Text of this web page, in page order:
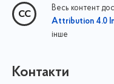
Весь контент
Attribution 4.0
інше
Контакти